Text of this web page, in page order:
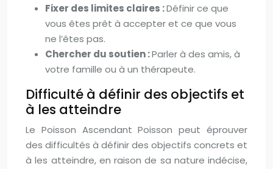
Fixer des limites claires :Définir ce que
vous êtes prêt à accepter et ce que vous
ne l’êtes pas.
Chercher du soutien :Parler à des amis, à
votre famille ou à un thérapeute.
Difficulté à définir des objectifs et
à les atteindre
Le Poisson Ascendant Poisson peut éprouver
des difficultés à définir des objectifs concrets et
à les atteindre, en raison de sa nature indécise,